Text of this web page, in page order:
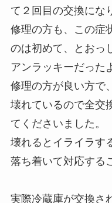
て２回目の交換にな
修理の方も、この症
のは初めて、とおっ
アンラッキーだった
修理の方が良い方で
壊れているので全交
てくださいました。
壊れるとイライラす
落ち着いて対応する
実際冷蔵庫が交換さ